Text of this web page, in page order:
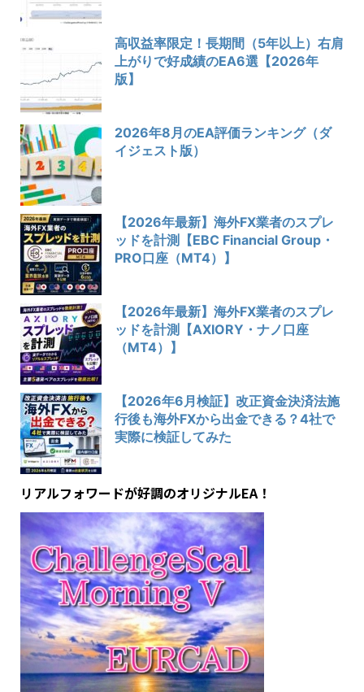
高収益率限定！長期間（5年以上）右肩
上がりで好成績のEA6選【2026年
版】
2026年8月のEA評価ランキング（ダ
イジェスト版）
【2026年最新】海外FX業者のスプレ
ッドを計測【EBC Financial Group・
PRO口座（MT4）】
【2026年最新】海外FX業者のスプレ
ッドを計測【AXIORY・ナノ口座
（MT4）】
【2026年6月検証】改正資金決済法施
行後も海外FXから出金できる？4社で
実際に検証してみた
リアルフォワードが好調のオリジナルEA！